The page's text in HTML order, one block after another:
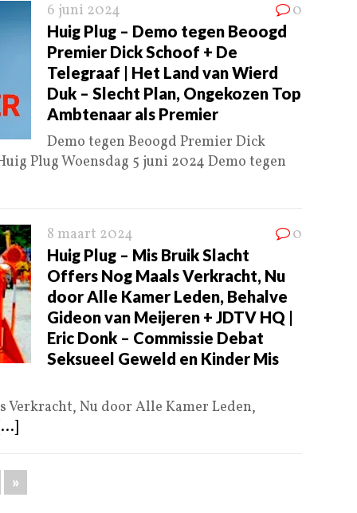
6 juni 2024 0
Huig Plug – Demo tegen Beoogd
Premier Dick Schoof + De
Telegraaf | Het Land van Wierd
Duk – Slecht Plan, Ongekozen Top
Ambtenaar als Premier
Demo tegen Beoogd Premier Dick
Plug Woensdag 5 juni 2024 Demo tegen
8 maart 2024 0
Huig Plug – Mis Bruik Slacht
Offers Nog Maals Verkracht, Nu
door Alle Kamer Leden, Behalve
Gideon van Meijeren + JDTV HQ |
Eric Donk – Commissie Debat
Seksueel Geweld en Kinder Mis
Verkracht, Nu door Alle Kamer Leden,
»